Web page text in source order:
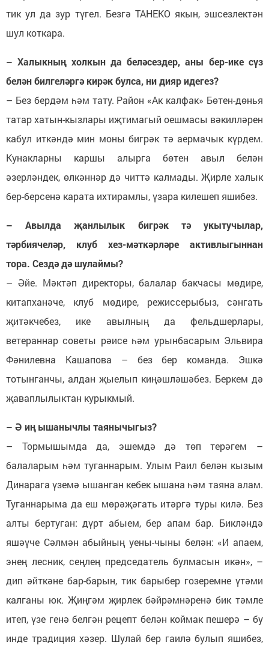
тик ул да зур түгел. Безгә ТАНЕКО якын, эшсезлектән
шул коткара.
– Халыкның холкын да беләсездер, аны бер-ике сүз
белән билгеләргә кирәк булса, ни дияр идегез?
– Без бердәм һәм тату. Район «Ак калфак» Бөтен-дөнья
татар хатын-кызлары иҗтимагый оешмасы вәкилләрен
кабул иткәндә мин моны бигрәк тә аермачык күрдем.
Кунакларны каршы алырга бөтен авыл белән
әзерләндек, өлкәннәр дә читтә калмады. Җирле халык
бер-берсенә карата ихтирамлы, үзара килешеп яшибез.
– Авылда җанлылык бигрәк тә укытучылар,
тәрбиячеләр, клуб хез-мәткәрләре активлыгыннан
тора. Сездә дә шулаймы?
– Әйе. Мәктәп директоры, балалар бакчасы мөдире,
китапханәче, клуб мөдире, режиссерыбыз, сәнгать
җитәкчебез, ике авылның да фельдшерлары,
ветераннар советы рәисе һәм урынбасарым Эльвира
Фәнилевна Кашапова – без бер команда. Эшкә
тотынганчы, алдан җыелып киңәшләшәбез. Беркем дә
җаваплылыктан курыкмый.
– Ә иң ышанычлы таянычыгыз?
– Тормышымда да, эшемдә дә төп терәгем –
балаларым һәм туганнарым. Улым Раил белән кызым
Динарага үземә ышанган кебек ышана һәм таяна алам.
Туганнарыма да еш мөрәҗәгать итәргә туры килә. Без
алты бертуган: дүрт абыем, бер апам бар. Бикләндә
яшәүче Сәлмән абыйның уены-чыны белән: «И апаем,
энең лесник, сеңлең председатель булмасын икән», –
дип әйткәне бар-барын, тик барыбер гозеремне үтәми
калганы юк. Җиңгәм җирлек бәйрәмнәренә бик тәмле
итеп, үзе генә белгән рецепт белән коймак пешерә – бу
инде традиция хәзер. Шулай бер гаилә булып яшибез,